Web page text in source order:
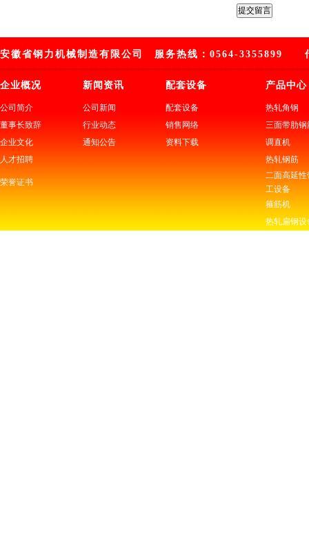
安徽省钢力机械制造有限公司 服务热线：0564-
企业概况 新闻资讯 配套设备 产品中心
公司简介 公司新闻 配套设备
热轧角钢
董事长致辞
行业动态 销售网络
三面带肋钢
企业文化
通知公告 资料下载
调直机
人才招聘
热轧钢筋
荣誉证书
二面高延
工设备
箍筋机
热轧扁钢设